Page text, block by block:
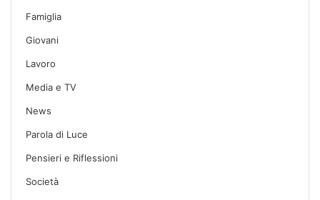
Famiglia
Giovani
Lavoro
Media e TV
News
Parola di Luce
Pensieri e Riflessioni
Società